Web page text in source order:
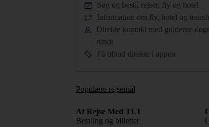
Søg og bestil rejser, fly og hotel
Information om fly, hotel og
Direkte kontakt med guiderne
rundt
Få tilbud direkte i appen
Populære rejsemål
At Rejse Med TUI
Betaling og billetter